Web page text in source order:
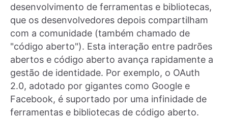
desenvolvimento de ferramentas e bibliotecas,
que os desenvolvedores depois compartilham
com a comunidade (também chamado de
"código aberto"). Esta interação entre padrões
abertos e código aberto avança rapidamente a
gestão de identidade. Por exemplo, o OAuth
2.0, adotado por gigantes como Google e
Facebook, é suportado por uma infinidade de
ferramentas e bibliotecas de código aberto.